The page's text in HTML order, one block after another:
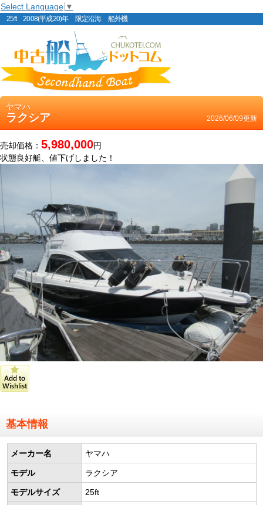
Select Language ▼
25ft 2008(平成20)年 限定沿海 船外機
ヤマハ
ラクシア 2026/06/09更新
売却価格： 5,980,000円
状態良好艇、値下げしました！
基本情報
メーカー名 ヤマハ
モデル ラクシア
モデルサイズ 25ft